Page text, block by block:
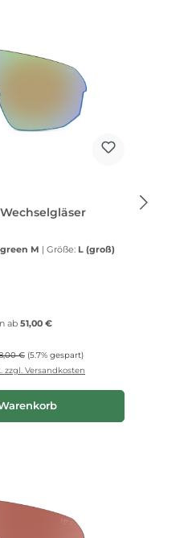
M | Größe: L (groß)
ab 51,00 €
Preis:
€ (5.7% gespart)
zzgl. Versandkosten